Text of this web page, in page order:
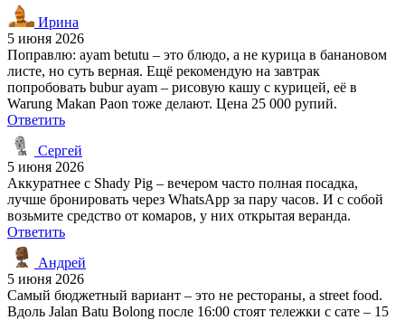
Ирина
5 июня 2026
Поправлю: ayam betutu – это блюдо, а не курица в банановом
листе, но суть верная. Ещё рекомендую на завтрак
попробовать bubur ayam – рисовую кашу с курицей, её в
Warung Makan Paon тоже делают. Цена 25 000 рупий.
Ответить
Сергей
5 июня 2026
Аккуратнее с Shady Pig – вечером часто полная посадка,
лучше бронировать через WhatsApp за пару часов. И с собой
возьмите средство от комаров, у них открытая веранда.
Ответить
Андрей
5 июня 2026
Самый бюджетный вариант – это не рестораны, а street food.
Вдоль Jalan Batu Bolong после 16:00 стоят тележки с сате – 15